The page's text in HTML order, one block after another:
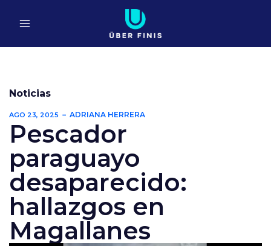
Noticias
AGO 23, 2025 ADRIANA HERRERA
Pescador
paraguayo
desaparecido:
hallazgos en
Magallanes